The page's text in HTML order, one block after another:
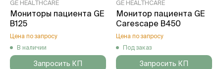
GE HEALTHCARE
Мониторы пациента GE
B125
Цена по запросу
В наличии
Запросить КП
GE HEALTHCARE
Монитор пациента GE
Carescape B450
Цена по запросу
Под заказ
Запросить КП